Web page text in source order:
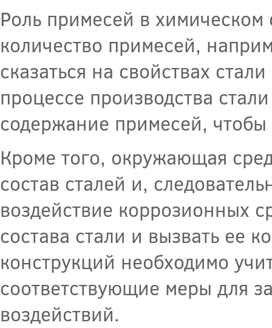
Роль примесей в
количество примесей,
сказаться на свойствах
процессе производства
содержание примесей,
Кроме того, окружающая
состав сталей и,
воздействие коррозионных
состава стали и вызвать ее
конструкций необходимо
соответствующие меры для
воздействий.